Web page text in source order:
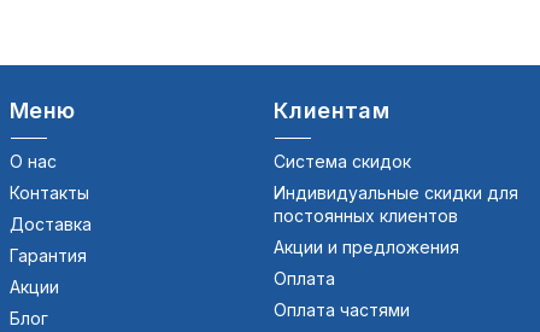
Меню
О нас
Контакты
Доставка
Гарантия
Акции
Блог
Клиентам
Система скидок
Индивидуальные скидки для
постоянных клиентов
Акции и предложения
Оплата
Оплата частями